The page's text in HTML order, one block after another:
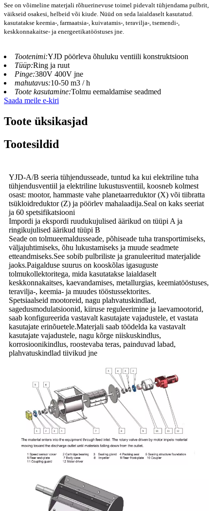
See on võimeline materjali rõhuerinevuse toimel pidevalt tühjendama pulbrit,
väikseid osakesi, helbeid või kiude. Nüüd on seda laialdaselt kasutatud.
kasutatakse keemia-, farmaatsia-, kuivatamis-, teravilja-, tsemendi-,
keskkonnakaitse- ja energeetikatööstuses jne.
Tootenimi:YJD pöörleva õhuluku ventiili konstruktsioon
Tüüp:Ring ja ruut
Pinge:380V 400V jne
mahutavus:10-50 m3 / h
Toote kasutamine:Tolmu eemaldamise seadmed
Saada meile e-kiri
Toote üksikasjad
Tootesildid
YJD-A/B seeria tühjendusseade, tuntud ka kui elektriline tuha
tühjendusventiil ja elektriline lukustusventiil, koosneb kolmest
osast: mootor, hammaste vahe planetaarreduktor (X) või tiibratta
tsükloidreduktor (Z) ja pöörlev mahalaadija.Seal on kaks seeriat
ja 60 spetsifikatsiooni
Impordi ja ekspordi ruudukujulised äärikud on tüüpi A ja
ringikujulised äärikud tüüpi B
Seade on tolmueemaldusseade, põhiseade tuha transportimiseks,
väljajuhtimiseks, õhu lukustamiseks ja muude seadmete
etteandmiseks.See sobib pulbriliste ja granuleeritud materjalide
jaoks.Paigalduse suurus on kooskõlas igasuguste
tolmukollektoritega, mida kasutatakse laialdaselt
keskkonnakaitses, kaevandamises, metallurgias, keemiatööstuses,
teravilja-, keemia- ja muudes tööstussektorites.
Spetsiaalseid mootoreid, nagu plahvatuskindlad,
sagedusmodulatsioonid, kiiruse reguleerimine ja laevamootorid,
saab konfigureerida vastavalt kasutajate vajadustele, et vastata
kasutajate erinõuetele.Materjali saab töödelda ka vastavalt
kasutajate vajadustele, nagu kõrge niiskuskindlus,
korrosioonikindlus, roostevaba teras, painduvad labad,
plahvatuskindlad tiivikud jne